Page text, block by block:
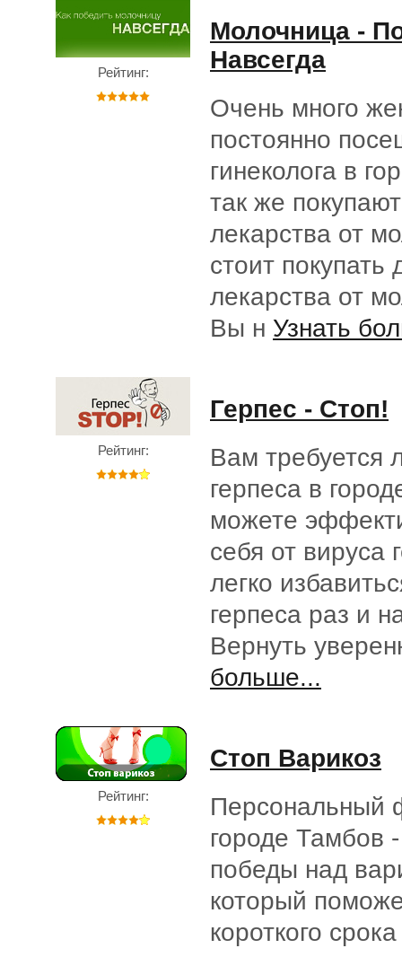
Рейтинг:
Молочница -
Навсегда
Очень много
постоянно
гинеколога в
так же
лекарства от
стоит покупать
лекарства от
Вы н Узнать
Рейтинг:
Герпес - Стоп!
Вам требуется
герпеса в
можете
себя от вируса
легко
герпеса раз и
Вернуть
больше...
Рейтинг:
Стоп Варикоз
Персональный
городе Тамбов
победы над
который
короткого